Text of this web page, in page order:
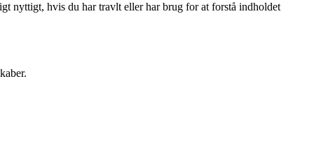
nyttigt, hvis du har travlt eller har brug for at forstå indholdet